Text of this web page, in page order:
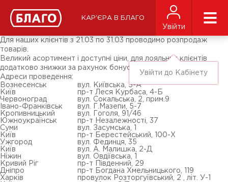
КАР'ЄРА В БЛАГО
Увійти
Увійти до Кабінету
ЗМІ про нас
Підписники соц-мереж
Ярмарки
Для наших клієнтів з 21.03 по 31.03 проводимо розпродаж
товарів.
Великий асортимент і доступні ціни, для лояльних клієнтів
додатково знижки за рахунок бонусів.
Адреси проведення:
Вознесенськ
вул. Київська, 5-А
Київ
пр-т Леся Курбаса, 4-Б
Червоноград
вул. Сокальська, 2, прим.9
Івано-Франківськ
вул. Г.Мазепи, 5-7
Кропивницький
вул. Гоголя, 91/46
Южноукраїнськ
пр-т Незалежності, 37
Суми
вул. Засумська, 1
Київ
пр-т Берестейський, 100-Х
Ужгород
вул. Фединця, 35
Київ
вул. А. Малишка, 2-Д
Ніжин
вул. Овдіївська, 1
Кривий Ріг
пр-т Південний, 29
Дніпро
пр-т Богдана Хмельницького, 119
Харків
провулок Розторгуївський, 2 , літ. У-1